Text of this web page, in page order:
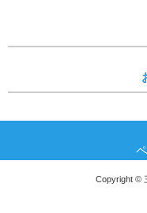
Copyright ©